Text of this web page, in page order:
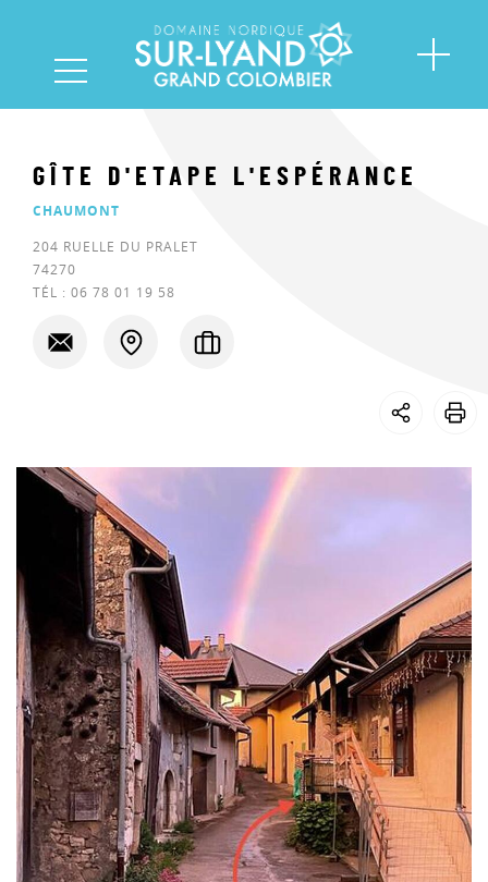
GÎTE D'ETAPE L'ESPÉRANCE
CHAUMONT
204 RUELLE DU PRALET
74270
TÉL : 06 78 01 19 58